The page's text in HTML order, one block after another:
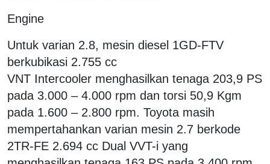
Engine
Untuk varian 2.8, mesin diesel 1GD-FTV
berkubikasi 2.755 cc
VNT Intercooler menghasilkan tenaga 203,9 PS
pada 3.000 – 4.000 rpm dan torsi 50,9 Kgm
pada 1.600 – 2.800 rpm. Toyota masih
mempertahankan varian mesin 2.7 berkode
2TR-FE 2.694 cc Dual VVT-i yang